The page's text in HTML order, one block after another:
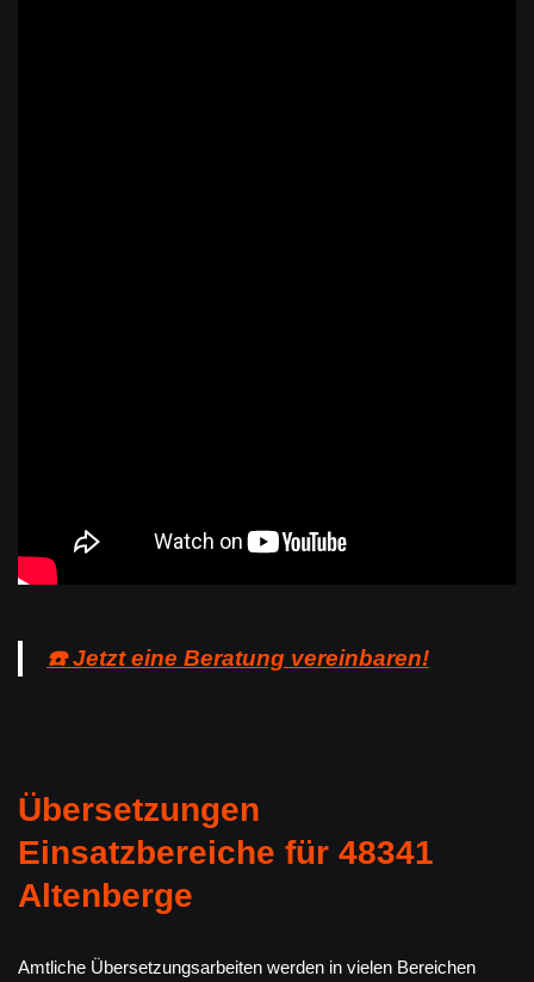
☎️ Jetzt eine Beratung vereinbaren!
Übersetzungen
Einsatzbereiche für 48341
Altenberge
Amtliche Übersetzungsarbeiten werden in vielen Bereichen